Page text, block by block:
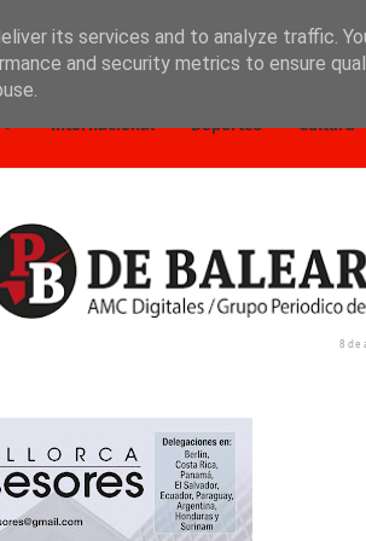
Internacional Deportes Cultura
8 de
its services and to analyze traffic.
and security metrics to ensure